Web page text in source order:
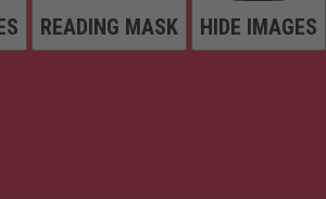
READING MASK HIDE IMAGES